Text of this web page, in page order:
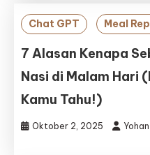
Jawa
(JLSPJ)
Chat GPT Meal
7 Alasan Kenapa
Nasi di Malam Hari
Kamu Tahu!)
Oktober 2, 2025